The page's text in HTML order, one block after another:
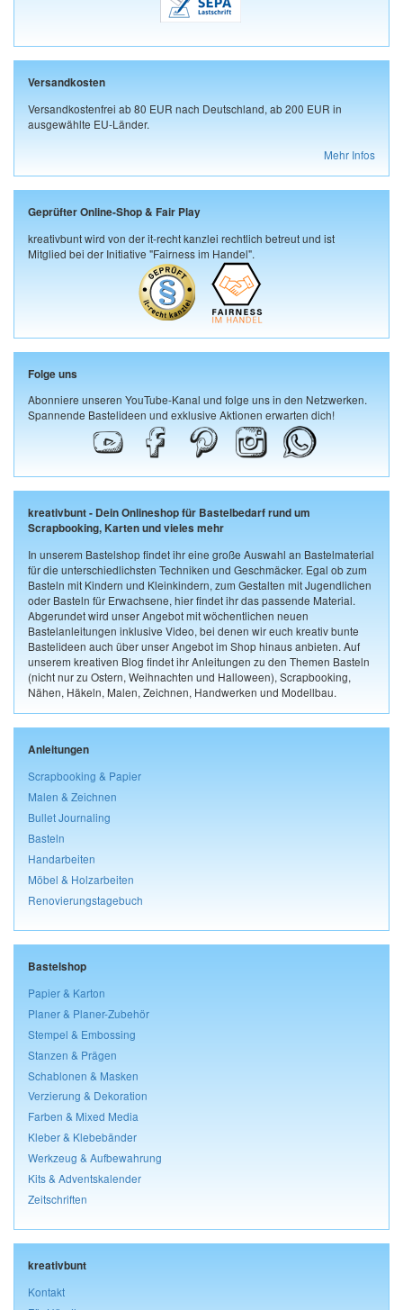
Versandkosten
Versandkostenfrei ab 80 EUR nach Deutschland, ab 200 EUR in
ausgewählte EU-Länder.
Mehr Infos
Geprüfter Online-Shop & Fair Play
kreativbunt wird von der it-recht kanzlei rechtlich betreut und ist
Mitglied bei der Initiative "Fairness im Handel".
Folge uns
Abonniere unseren YouTube-Kanal und folge uns in den Netzwerken.
Spannende Bastelideen und exklusive Aktionen erwarten dich!
kreativbunt - Dein Onlineshop für Bastelbedarf rund um
Scrapbooking, Karten und vieles mehr
In unserem Bastelshop findet ihr eine große Auswahl an Bastelmaterial
für die unterschiedlichsten Techniken und Geschmäcker. Egal ob zum
Basteln mit Kindern und Kleinkindern, zum Gestalten mit Jugendlichen
oder Basteln für Erwachsene, hier findet ihr das passende Material.
Abgerundet wird unser Angebot mit wöchentlichen neuen
Bastelanleitungen inklusive Video, bei denen wir euch kreativ bunte
Bastelideen auch über unser Angebot im Shop hinaus anbieten. Auf
unserem kreativen Blog findet ihr Anleitungen zu den Themen Basteln
(nicht nur zu Ostern, Weihnachten und Halloween), Scrapbooking,
Nähen, Häkeln, Malen, Zeichnen, Handwerken und Modellbau.
Anleitungen
Scrapbooking & Papier
Malen & Zeichnen
Bullet Journaling
Basteln
Handarbeiten
Möbel & Holzarbeiten
Renovierungstagebuch
Bastelshop
Papier & Karton
Planer & Planer-Zubehör
Stempel & Embossing
Stanzen & Prägen
Schablonen & Masken
Verzierung & Dekoration
Farben & Mixed Media
Kleber & Klebebänder
Werkzeug & Aufbewahrung
Kits & Adventskalender
Zeitschriften
kreativbunt
Kontakt